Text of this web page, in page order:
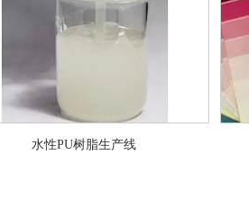
水性PU树脂生产线